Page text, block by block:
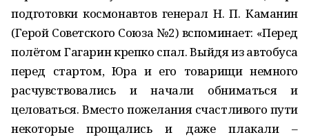
подготовки космонавтов генерал Н. П. Каманин
(Герой Советского Союза №2) вспоминает: «Перед
полётом Гагарин крепко спал. Выйдя из автобуса
перед стартом, Юра и его товарищи немного
расчувствовались и начали обниматься и
целоваться. Вместо пожелания счастливого пути
некоторые прощались и даже плакали –